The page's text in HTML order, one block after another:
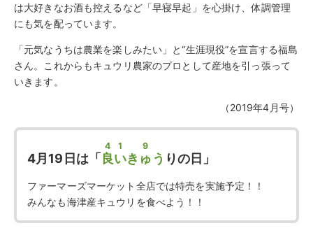
は大好きなお酒も控えるなど「早寝早起」を心掛け、体調管理
にも気を配っています。
「元気なうちは農業を楽しみたい」と“生涯現役”を宣言する福島
さん。これからもキュウリ農家のプロとして産地を引っ張って
いきます。
（2019年4月号）
4月19日は「 良
4
い
1
きゅう
9
りの日」
ファーマーズマーケット全店では特売を実施予定！！
みんなも海津産キュウリを食べよう！！